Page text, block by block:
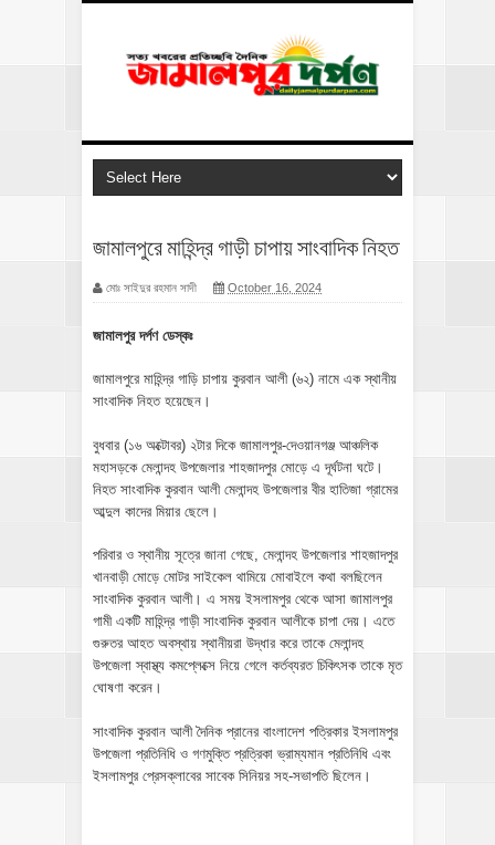
জামালপুরে মাহিন্দ্র গাড়ী চাপায় সাংবাদিক নিহত
মোঃ সাইদুর রহমান সাদী October 16, 2024
জামালপুর দর্পণ ডেস্কঃ
জামালপুরে মাহিন্দ্র গাড়ি চাপায় কুরবান আলী (৬২) নামে এক স্থানীয়
সাংবাদিক নিহত হয়েছেন।
বুধবার (১৬ অক্টোবর) ২টার দিকে জামালপুর-দেওয়ানগঞ্জ আঞ্চলিক
মহাসড়কে মেলান্দহ উপজেলার শাহজাদপুর মোড়ে এ দূর্ঘটনা ঘটে।
নিহত সাংবাদিক কুরবান আলী মেলান্দহ উপজেলার বীর হাতিজা গ্রামের
আব্দুল কাদের মিয়ার ছেলে।
পরিবার ও স্থানীয় সূত্রে জানা গেছে, মেলান্দহ উপজেলার শাহজাদপুর
খানবাড়ী মোড়ে মোটর সাইকেল থামিয়ে মোবাইলে কথা বলছিলেন
সাংবাদিক কুরবান আলী। এ সময় ইসলামপুর থেকে আসা জামালপুর
গামী একটি মাহিন্দ্র গাড়ী সাংবাদিক কুরবান আলীকে চাপা দেয়। এতে
গুরুতর আহত অবস্থায় স্থানীয়রা উদ্ধার করে তাকে মেলান্দহ
উপজেলা স্বাস্থ্য কমপ্লেক্সে নিয়ে গেলে কর্তব্যরত চিকিৎসক তাকে মৃত
ঘোষণা করেন।
সাংবাদিক কুরবান আলী দৈনিক প্রানের বাংলাদেশ পত্রিকার ইসলামপুর
উপজেলা প্রতিনিধি ও গণমুক্তি প্রত্রিকা ভ্রাম্যমান প্রতিনিধি এবং
ইসলামপুর প্রেসক্লাবের সাবেক সিনিয়র সহ-সভাপতি ছিলেন।